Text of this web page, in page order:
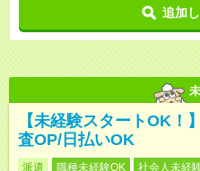
追加
【未経験スタートOK！
査OP/日払いOK
派遣 職種未経験OK 社会人未経